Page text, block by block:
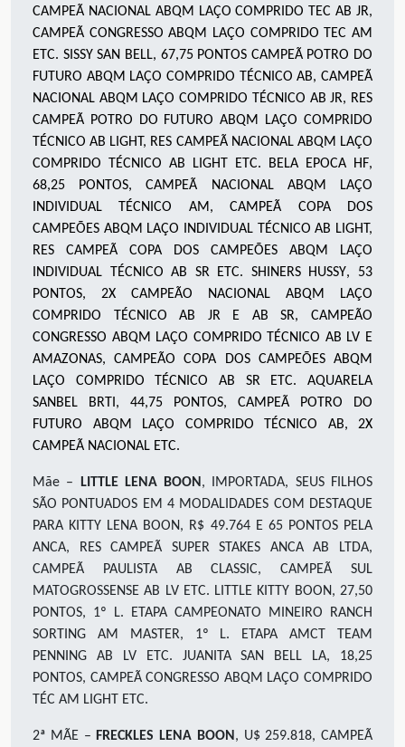
CAMPEÃ NACIONAL ABQM LAÇO COMPRIDO TEC AB JR,
CAMPEÃ CONGRESSO ABQM LAÇO COMPRIDO TEC AM
ETC. SISSY SAN BELL, 67,75PONTOS CAMPEÃ POTRO DO
FUTURO ABQM LAÇO COMPRIDO TÉCNICO AB, CAMPEÃ
NACIONAL ABQM LAÇO COMPRIDO TÉCNICO AB JR, RES
CAMPEÃ POTRO DO FUTURO ABQM LAÇO COMPRIDO
TÉCNICO AB LIGHT, RES CAMPEÃ NACIONAL ABQM LAÇO
COMPRIDO TÉCNICO AB LIGHT ETC. BELA EPOCA HF,
68,25 PONTOS,CAMPEÃ NACIONAL ABQM LAÇO
INDIVIDUAL TÉCNICO AM, CAMPEÃ COPA DOS
CAMPEÕES ABQM LAÇO INDIVIDUAL TÉCNICO AB LIGHT,
RES CAMPEÃ COPA DOS CAMPEÕES ABQM LAÇO
INDIVIDUAL TÉCNICO AB SR ETC. SHINERS HUSSY, 53
PONTOS, 2X CAMPEÃO NACIONAL ABQM LAÇO
COMPRIDO TÉCNICO AB JR E AB SR, CAMPEÃO
CONGRESSO ABQM LAÇO COMPRIDO TÉCNICO AB LV E
AMAZONAS, CAMPEÃO COPA DOS CAMPEÕES ABQM
LAÇO COMPRIDO TÉCNICO AB SR ETC. AQUARELA
SANBEL BRTI , 44,75 PONTOS, CAMPEÃ POTRO DO
FUTURO ABQM LAÇO COMPRIDO TÉCNICO AB, 2X
CAMPEÃ NACIONAL ETC.
Mãe – LITTLE LENA BOON , IMPORTADA, SEUS FILHOS
SÃO PONTUADOS EM 4 MODALIDADES COM DESTAQUE
PARA KITTY LENA BOON, R$ 49.764 E 65 PONTOS PELA
ANCA, RES CAMPEÃ SUPER STAKES ANCA AB LTDA,
CAMPEÃ PAULISTA AB CLASSIC, CAMPEÃ SUL
MATOGROSSENSE AB LV ETC. LITTLE KITTY BOON, 27,50
PONTOS, 1º L. ETAPA CAMPEONATO MINEIRO RANCH
SORTING AM MASTER, 1º L. ETAPA AMCT TEAM
PENNING AB LV ETC. JUANITA SAN BELL LA, 18,25
PONTOS, CAMPEÃ CONGRESSO ABQM LAÇO COMPRIDO
TÉC AM LIGHT ETC.
2ª MÃE – FRECKLES LENA BOON , U$ 259.818, CAMPEÃ